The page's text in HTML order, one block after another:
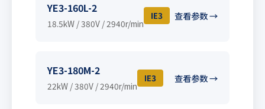
YE3-160L-2
18.5kW / 380V / 2940r/min
IE3 查看参数 →
YE3-180M-2
22kW / 380V / 2940r/min
IE3 查看参数 →